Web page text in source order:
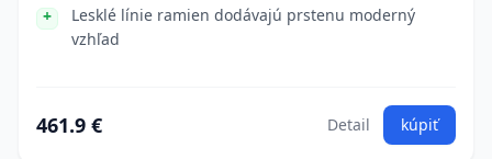
Lesklé línie ramien dodávajú prstenu moderný
vzhľad
461.9 € Detail kúpiť